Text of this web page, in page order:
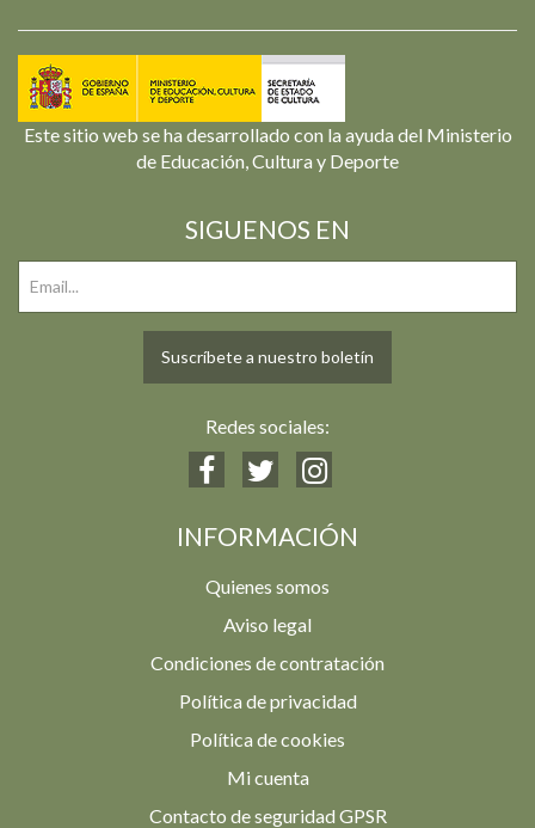
Este sitio web se ha desarrollado con la ayuda del Ministerio
de Educación, Cultura y Deporte
SIGUENOS EN
Suscríbete a nuestro boletín
Redes sociales:
INFORMACIÓN
Quienes somos
Aviso legal
Condiciones de contratación
Política de privacidad
Política de cookies
Mi cuenta
Contacto de seguridad GPSR